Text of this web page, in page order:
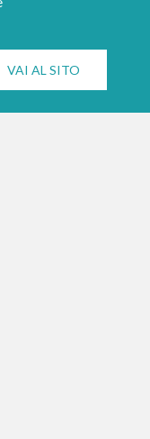
VAI AL SITO